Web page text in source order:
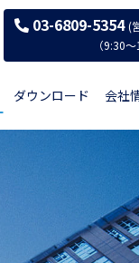
03-6809-5354 (
（9:30
ダウンロード 会社